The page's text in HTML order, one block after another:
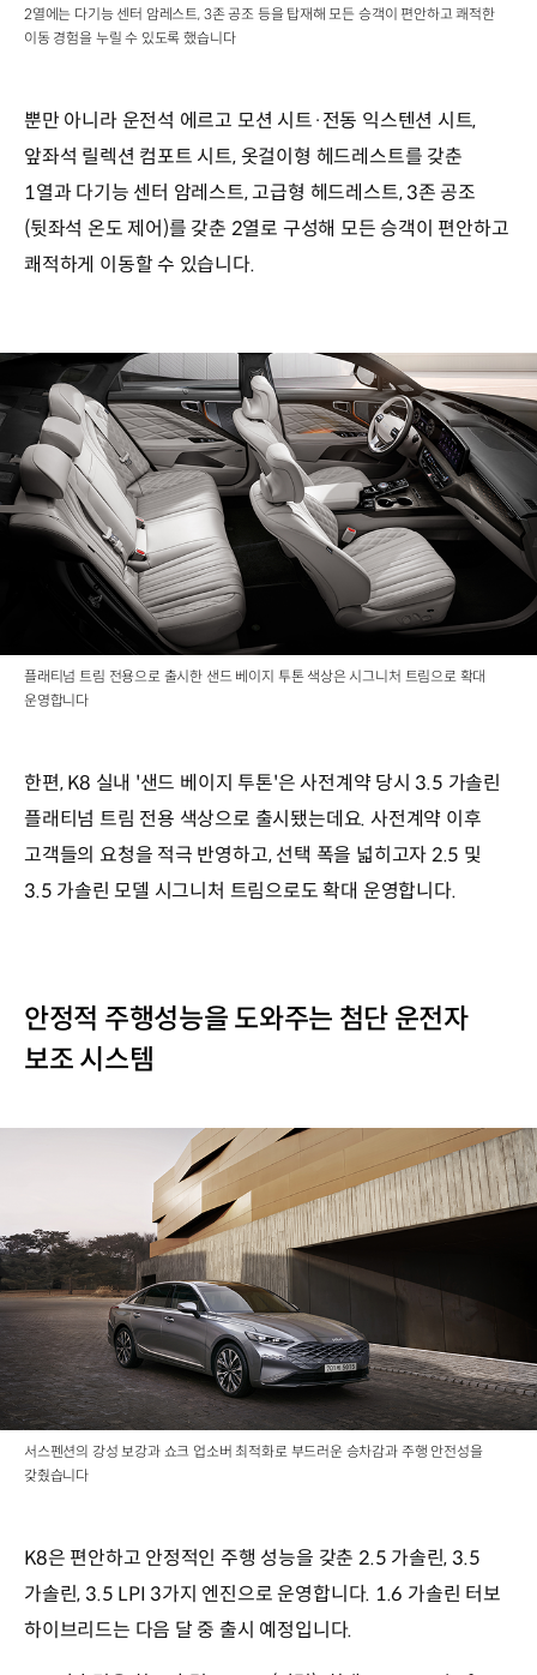
2열에는 다기능 센터 암레스트, 3존 공조 등을 탑재해 모든 승객이 편안하고 쾌적한
이동 경험을 누릴 수 있도록 했습니다
뿐만 아니라 운전석 에르고 모션 시트·전동 익스텐션 시트,
앞좌석 릴렉션 컴포트 시트, 옷걸이형 헤드레스트를 갖춘
1열과 다기능 센터 암레스트, 고급형 헤드레스트, 3존 공조
(뒷좌석 온도 제어)를 갖춘 2열로 구성해 모든 승객이 편안하고
쾌적하게 이동할 수 있습니다.
플래티넘 트림 전용으로 출시한 샌드 베이지 투톤 색상은 시그니처 트림으로 확대
운영합니다
한편, K8 실내 '샌드 베이지 투톤'은 사전계약 당시 3.5 가솔린
플래티넘 트림 전용 색상으로 출시됐는데요. 사전계약 이후
고객들의 요청을 적극 반영하고, 선택 폭을 넓히고자 2.5 및
3.5 가솔린 모델 시그니처 트림으로도 확대 운영합니다.
안정적 주행성능을 도와주는 첨단 운전자
보조 시스템
서스펜션의 강성 보강과 쇼크 업소버 최적화로 부드러운 승차감과 주행 안전성을
갖췄습니다
K8은 편안하고 안정적인 주행 성능을 갖춘 2.5 가솔린, 3.5
가솔린, 3.5 LPI 3가지 엔진으로 운영합니다. 1.6 가솔린 터보
하이브리드는 다음 달 중 출시 예정입니다.